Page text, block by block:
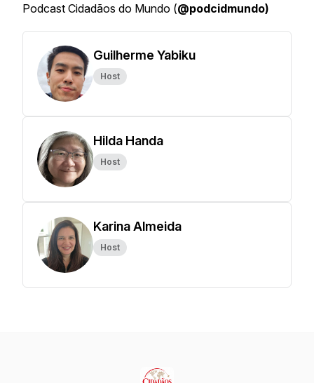
Podcast Cidadãos do Mundo (@podcidmundo)
Guilherme Yabiku
Host
Hilda Handa
Host
Karina Almeida
Host